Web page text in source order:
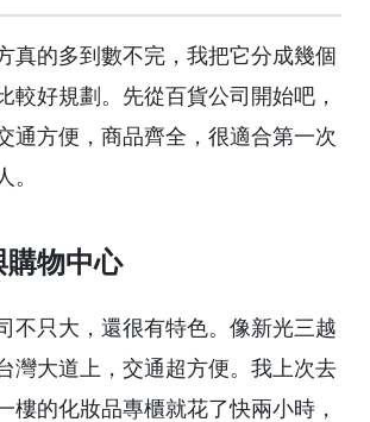
真的多到數不完，我把它分成幾個
較好規劃。先從百貨公司開始吧，
通方便，商品齊全，很適合第一次
。
購物中心
不只大，還很有特色。像新光三越
灣大道上，交通超方便。我上次去
樓的化妝品專櫃就花了快兩小時，